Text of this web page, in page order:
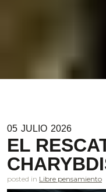
05 JULIO 2026
EL
posted in Libre pensamiento